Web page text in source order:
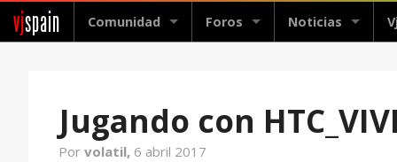
vjspain Comunidad Foros Noticias
Jugando con
Por volatil, 6 abril 2017